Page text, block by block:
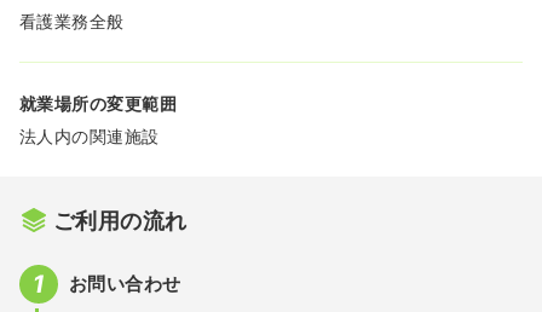
看護業務全般
就業場所の変更範囲
法人内の関連施設
ご利用の流れ
お問い合わせ